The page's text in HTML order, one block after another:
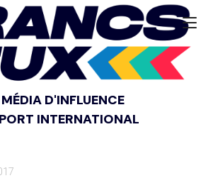
MÉDIA D'INFLUENCE
INTERNATIONAL